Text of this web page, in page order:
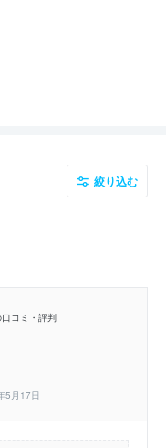
絞り込む
コミ・評判
5月17日